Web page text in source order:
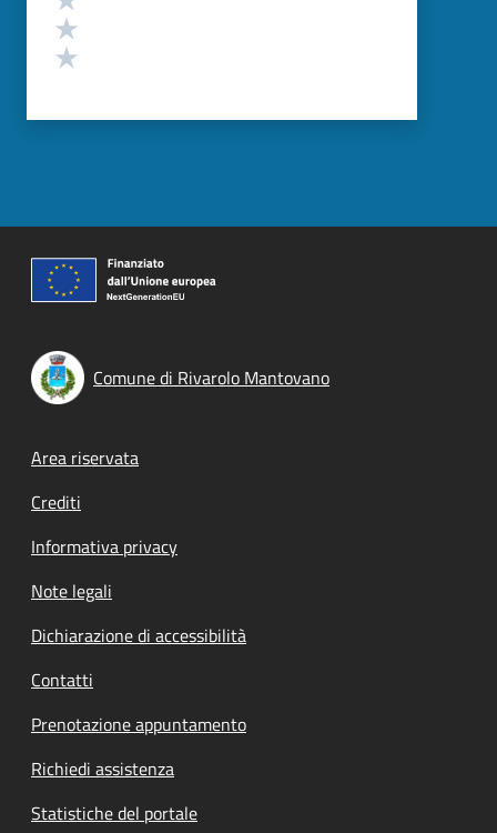
Comune di Rivarolo Mantovano
Footer menu
Area riservata
Crediti
Informativa privacy
Note legali
Dichiarazione di accessibilità
Contatti
Prenotazione appuntamento
Richiedi assistenza
Statistiche del portale